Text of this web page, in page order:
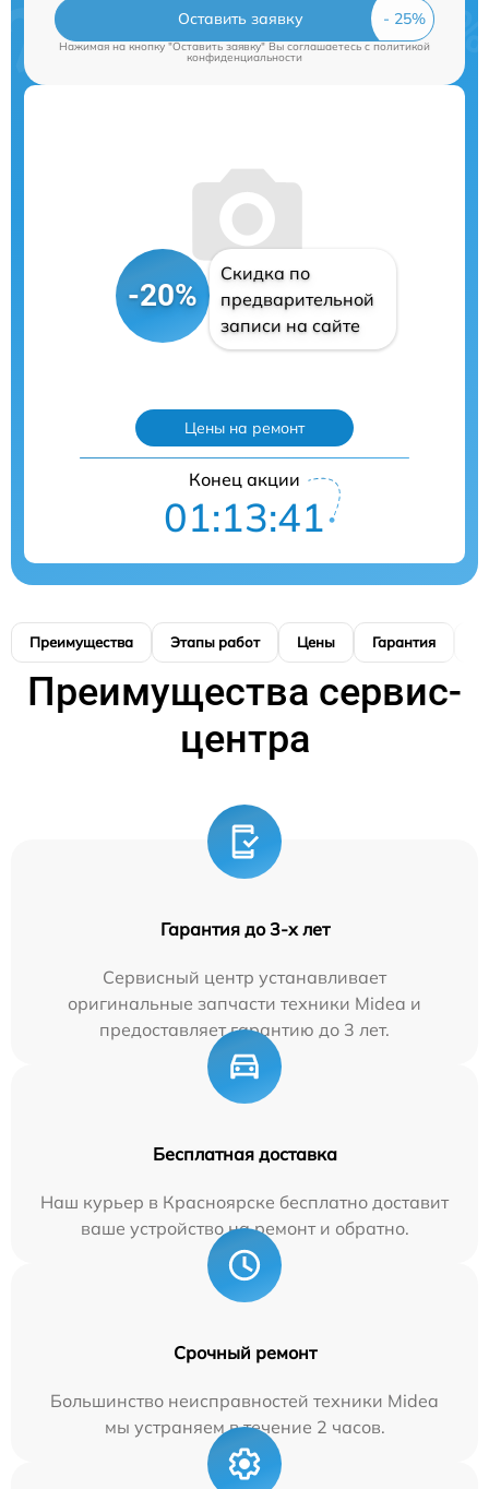
Оставить заявку
Нажимая на кнопку "Оставить заявку" Вы соглашаетесь cполитикой
конфиденциальности
-20%
Скидка по
предварительной
записи на сайте
Цены на ремонт
Конец акции
01:13:40
Преимущества Этапы работ Цены Гарантия
Преимущества сервис-
центра
Гарантия до 3-х лет
Сервисный центр устанавливает
оригинальные запчасти техники Midea и
предоставляет гарантию до 3 лет.
Бесплатная доставка
Наш курьер в Красноярске бесплатно доставит
ваше устройство на ремонт и обратно.
Срочный ремонт
Большинство неисправностей техники Midea
мы устраняем в течение 2 часов.